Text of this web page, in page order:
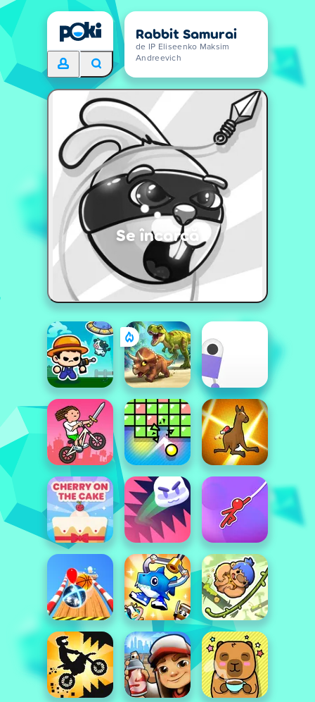
Rabbit Samurai
de IP Eliseenko Maksim
Andreevich
Se încarcă